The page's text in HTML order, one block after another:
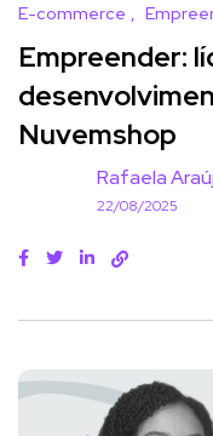
E-commerce
Empreender:
Nuvemshop
Rafaela
22/08/2025